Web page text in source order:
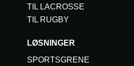
TIL LACROSSE
TIL RUGBY
LØSNINGER
SPORTSGRENE